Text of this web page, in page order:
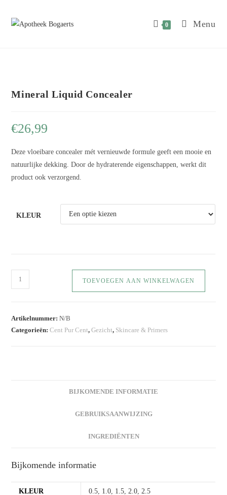
0 Menu
Mineral Liquid Concealer
€26,99
Deze vloeibare concealer mét vernieuwde formule geeft een mooie en
natuurlijke dekking. Door de hydraterende eigenschappen, werkt dit
product ook verzorgend.
KLEUR
TOEVOEGEN AAN WINKELWAGEN
Artikelnummer:N/B
Categorieën:Cent Pur Cent,Gezicht, Skincare & Primers
BIJKOMENDE INFORMATIE
GEBRUIKSAANWIJZING
INGREDIËNTEN
Bijkomende informatie
KLEUR 0.5, 1.0, 1.5,2.0,2.5